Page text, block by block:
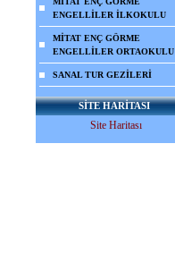
ENGELLİLER İLKOKULU
MİTAT ENÇ GÖRME
ENGELLİLER ORTAOKULU
SANAL TUR GEZİLERİ
SİTE HARİTASI
Site Haritası